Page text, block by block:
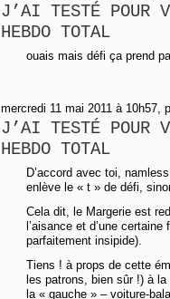
J’AI TESTÉ POUR
HEBDO TOTAL
ouais mais défi ça prend
mercredi 11 mai 2011 à 10h57,
J’AI TESTÉ POUR
HEBDO TOTAL
D’accord avec toi,
enlève le « t » de défi,
Cela dit, le Margerie est
l’aisance et d’une
parfaitement insipide).
Tiens ! à props de cette
les patrons, bien sûr !) à
la « gauche » – voiture-